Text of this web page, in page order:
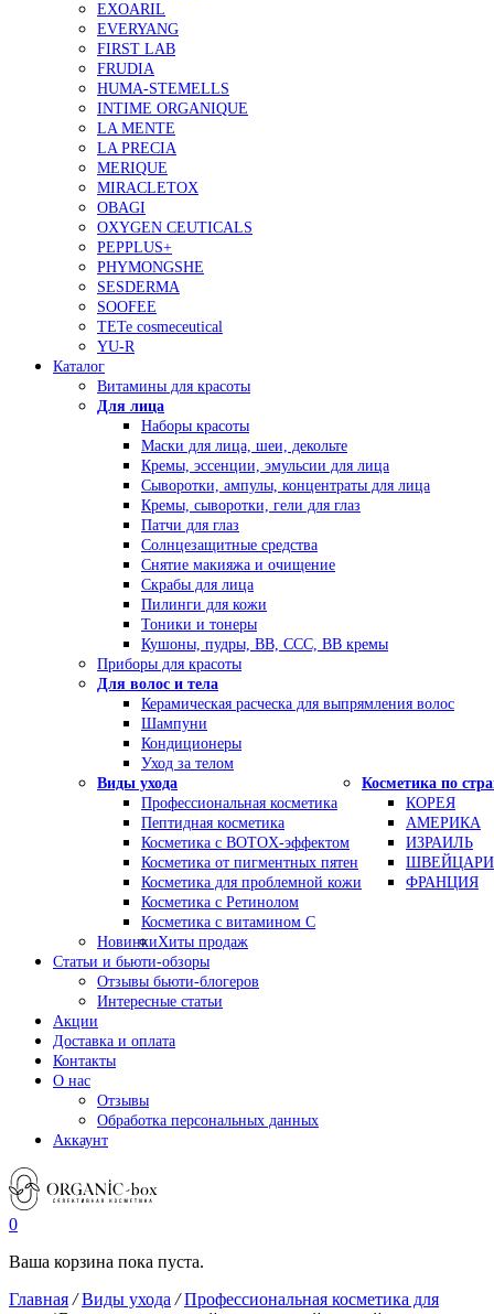
EXOARIL
EVERYANG
FIRST LAB
FRUDIA
HUMA-STEMELLS
INTIME ORGANIQUE
LA MENTE
LA PRECIA
MERIQUE
MIRACLETOX
OBAGI
OXYGEN CEUTICALS
PEPPLUS+
PHYMONGSHE
SESDERMA
SOOFEE
TETe cosmeceutical
YU-R
Каталог
Витамины для красоты
Для лица
Наборы красоты
Маски для лица, шеи, декольте
Кремы, эссенции, эмульсии для лица
Сыворотки, ампулы, концентраты для лица
Кремы, сыворотки, гели для глаз
Патчи для глаз
Солнцезащитные средства
Снятие макияжа и очищение
Скрабы для лица
Пилинги для кожи
Тоники и тонеры
Кушоны, пудры, ВВ, ССС, ВВ кремы
Приборы для красоты
Для волос и тела
Керамическая расческа для выпрямления волос
Шампуни
Кондиционеры
Уход за телом
Виды ухода
Профессиональная косметика
Пептидная косметика
Косметика с BOTOX-эффектом
Косметика от пигментных пятен
Косметика для проблемной кожи
Косметика с Ретинолом
Косметика с витамином С
Косметика по
КОРЕЯ
АМЕРИКА
ИЗРАИЛЬ
ФРАНЦИЯ
НовинкиХиты продаж
Статьи и бьюти-обзоры
Отзывы бьюти-блогеров
Интересные статьи
Акции
Доставка и оплата
Контакты
О нас
Отзывы
Обработка персональных данных
Аккаунт
0
Ваша корзина пока пуста.
Главная /Виды ухода /Профессиональная косметика для